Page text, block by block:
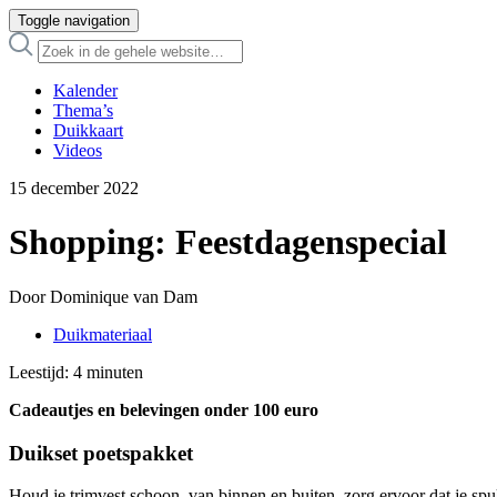
Toggle navigation
Kalender
Thema’s
Duikkaart
Videos
15 december 2022
Shopping: Feestdagenspecial
Door Dominique van Dam
Duikmateriaal
Leestijd: 4 minuten
Cadeautjes en belevingen onder 100 euro
Duikset poetspakket